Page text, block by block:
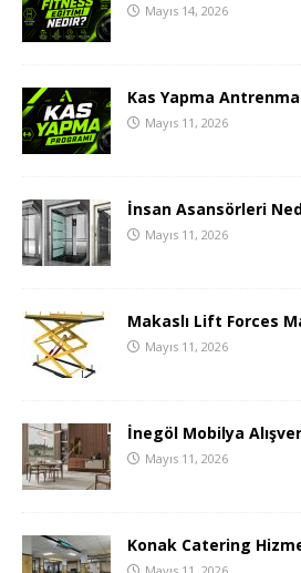
Mayıs 14, 2026
Kas Yapma
Mayıs 11, 2026
İnsan Asansörleri
Mayıs 11, 2026
Makaslı Lift Forces
Mayıs 11, 2026
İnegöl Mobilya
Mayıs 11, 2026
Konak Catering